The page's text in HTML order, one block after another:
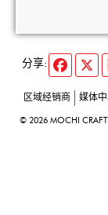
分享:
区域经销商 媒体
© 2026 MOCHI